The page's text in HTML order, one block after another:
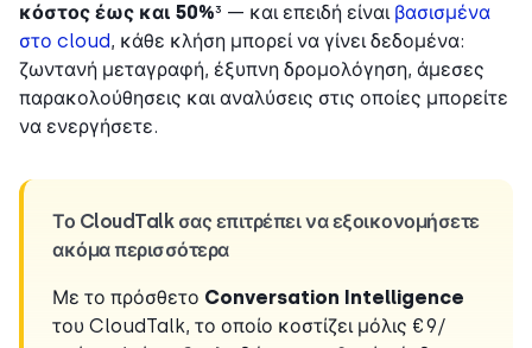
κόστος έως και 50%³ — και επειδή είναι βασισμένα
στο cloud, κάθε κλήση μπορεί να γίνει δεδομένα:
ζωντανή μεταγραφή, έξυπνη δρομολόγηση, άμεσες
παρακολούθησεις και αναλύσεις στις οποίες μπορείτε
να ενεργήσετε.
Το CloudTalk σας επιτρέπει να εξοικονομήσετε
ακόμα περισσότερα
Με το πρόσθετο Conversation Intelligence
του CloudTalk, το οποίο κοστίζει μόλις €9/